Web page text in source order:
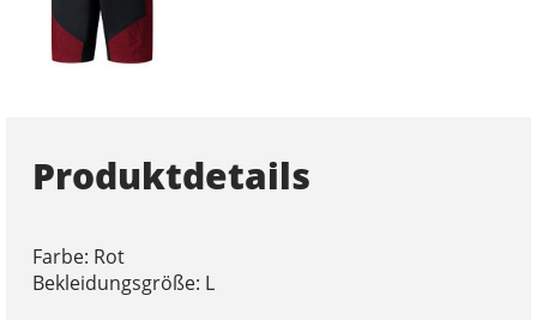
Produktdetails
Farbe: Rot
Bekleidungsgröße: L